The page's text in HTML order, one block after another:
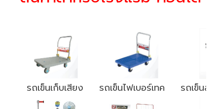
รถเข็นเก็บเสียง รถเข็นไฟเบอร์เทค รถเข็นส่